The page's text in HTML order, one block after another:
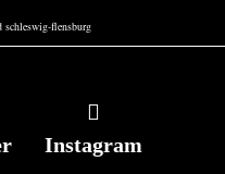
schleswig-flensburg
Instagram